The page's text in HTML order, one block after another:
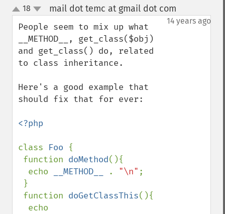
up
down
18 mail dot temc at gmail dot com
14 years ago
People seem to mix up what
__METHOD__, get_class($obj)
and get_class() do, related
to class inheritance.
Here's a good example that
should fix that for ever:
<?php
class Foo {
function doMethod(){
  echo
__METHOD__ . "\n" ;
function doGetClassThis(){